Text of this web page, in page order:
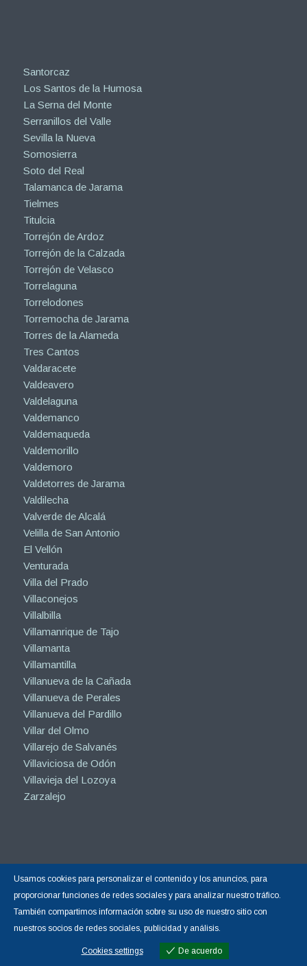
Santorcaz
Los Santos de la Humosa
La Serna del Monte
Serranillos del Valle
Sevilla la Nueva
Somosierra
Soto del Real
Talamanca de Jarama
Tielmes
Titulcia
Torrejón de Ardoz
Torrejón de la Calzada
Torrejón de Velasco
Torrelaguna
Torrelodones
Torremocha de Jarama
Torres de la Alameda
Tres Cantos
Valdaracete
Valdeavero
Valdelaguna
Valdemanco
Valdemaqueda
Valdemorillo
Valdemoro
Valdetorres de Jarama
Valdilecha
Valverde de Alcalá
Velilla de San Antonio
El Vellón
Venturada
Villa del Prado
Villaconejos
Villalbilla
Villamanrique de Tajo
Villamanta
Villamantilla
Villanueva de la Cañada
Villanueva de Perales
Villanueva del Pardillo
Villar del Olmo
Villarejo de Salvanés
Villaviciosa de Odón
Villavieja del Lozoya
Copyright © 2015-2026 |Hormigón Impreso Madrid| Todos los derechos
reservados.
Diseño Web y Posicionamiento SEO
☝ nº1 en Google España
Usamos cookies para personalizar el contenido y los anuncios, para
proporcionar funciones de redes sociales y para analizar nuestro tráfico.
También compartimos información sobre su uso de nuestro sitio con
nuestros socios de redes sociales, publicidad y análisis.
Cookies settings De acuerdo
Cookies settings